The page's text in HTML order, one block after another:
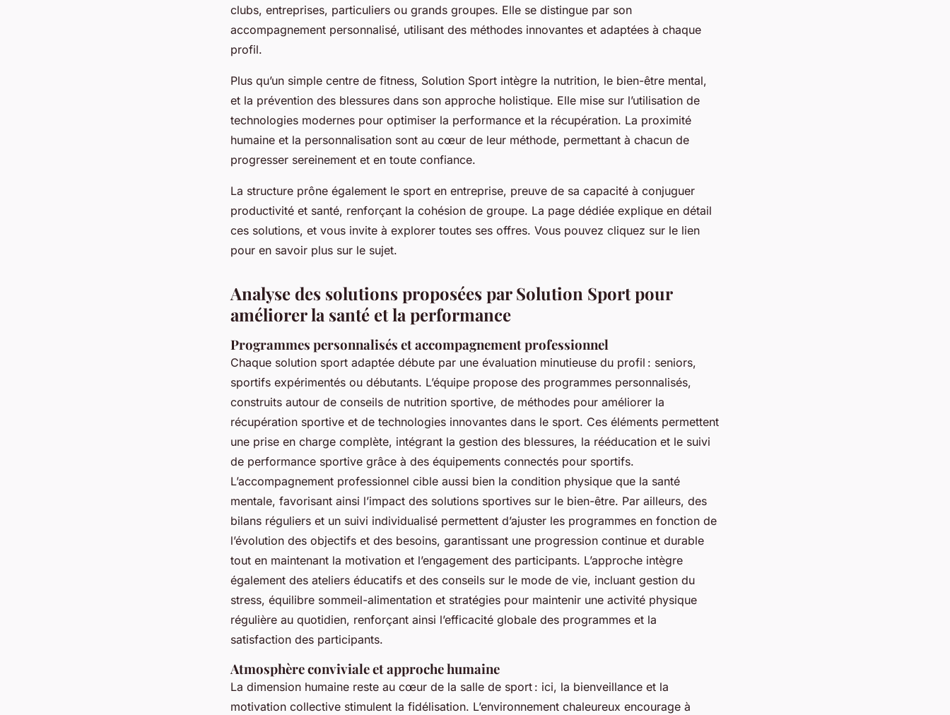
clubs, entreprises, particuliers ou grands groupes. Elle se distingue par son
accompagnement personnalisé, utilisant des méthodes innovantes et adaptées à chaque
profil.
Plus qu’un simple centre de fitness, Solution Sport intègre la nutrition, le bien-être mental,
et la prévention des blessures dans son approche holistique. Elle mise sur l’utilisation de
technologies modernes pour optimiser la performance et la récupération. La proximité
humaine et la personnalisation sont au cœur de leur méthode, permettant à chacun de
progresser sereinement et en toute confiance.
La structure prône également le sport en entreprise, preuve de sa capacité à conjuguer
productivité et santé, renforçant la cohésion de groupe. La page dédiée explique en détail
ces solutions, et vous invite à explorer toutes ses offres. Vous pouvez cliquez sur le lien
pour en savoir plus sur le sujet.
Analyse des solutions proposées par Solution Sport pour
améliorer la santé et la performance
Programmes personnalisés et accompagnement professionnel
Chaque solution sport adaptée débute par une évaluation minutieuse du profil : seniors,
sportifs expérimentés ou débutants. L’équipe propose des programmes personnalisés,
construits autour de conseils de nutrition sportive, de méthodes pour améliorer la
récupération sportive et de technologies innovantes dans le sport. Ces éléments permettent
une prise en charge complète, intégrant la gestion des blessures, la rééducation et le suivi
de performance sportive grâce à des équipements connectés pour sportifs.
L’accompagnement professionnel cible aussi bien la condition physique que la santé
mentale, favorisant ainsi l’impact des solutions sportives sur le bien-être. Par ailleurs, des
bilans réguliers et un suivi individualisé permettent d’ajuster les programmes en fonction de
l’évolution des objectifs et des besoins, garantissant une progression continue et durable
tout en maintenant la motivation et l’engagement des participants. L’approche intègre
également des ateliers éducatifs et des conseils sur le mode de vie, incluant gestion du
stress, équilibre sommeil-alimentation et stratégies pour maintenir une activité physique
régulière au quotidien, renforçant ainsi l’efficacité globale des programmes et la
satisfaction des participants.
Atmosphère conviviale et approche humaine
La dimension humaine reste au cœur de la salle de sport : ici, la bienveillance et la
motivation collective stimulent la fidélisation. L’environnement chaleureux encourage à